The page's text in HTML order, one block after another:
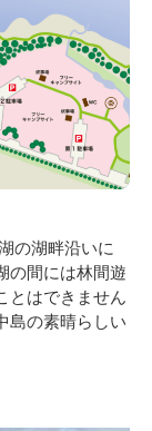
の湖畔沿いに
の間には林間遊
とはできません
島の素晴らしい